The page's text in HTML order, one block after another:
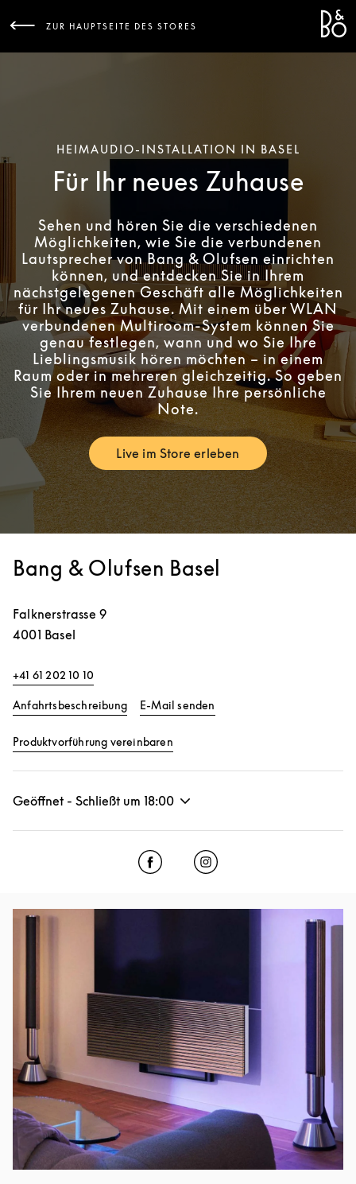
ZUR HAUPTSEITE DES STORES
HEIMAUDIO-INSTALLATION IN BASEL
Für Ihr neues Zuhause
Sehen und hören Sie die verschiedenen
Möglichkeiten, wie Sie die verbundenen
Lautsprecher von Bang & Olufsen einrichten
können, und entdecken Sie in Ihrem
nächstgelegenen Geschäft alle Möglichkeiten
für Ihr neues Zuhause. Mit einem über WLAN
verbundenen Multiroom-System können Sie
genau festlegen, wann und wo Sie Ihre
Lieblingsmusik hören möchten – in einem
Raum oder in mehreren gleichzeitig. So geben
Sie Ihrem neuen Zuhause Ihre persönliche
Note.
Live im Store erlebenLink Opens in New Tab
Bang & Olufsen Basel
Falknerstrasse 9
4001 Basel
+41 61 202 10 10
AnfahrtsbeschreibungLink Opens in New Tab
E-Mail senden
Produktvorführung vereinbaren
Geöffnet - Schließt um 18:00
Click to open Facebook
Link Opens in New Tab
Click to open Instagram
Link Opens in New Tab
Eventbild